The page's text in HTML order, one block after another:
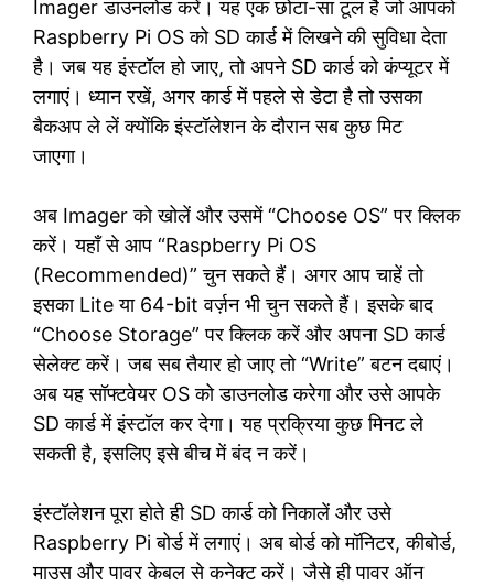
Imager डाउनलोड करें। यह एक छोटा-सा टूल है जो आपको
Raspberry Pi OS को SD कार्ड में लिखने की सुविधा देता
है। जब यह इंस्टॉल हो जाए, तो अपने SD कार्ड को कंप्यूटर में
लगाएं। ध्यान रखें, अगर कार्ड में पहले से डेटा है तो उसका
बैकअप ले लें क्योंकि इंस्टॉलेशन के दौरान सब कुछ मिट
जाएगा।
अब Imager को खोलें और उसमें “Choose OS” पर क्लिक
करें। यहाँ से आप “Raspberry Pi OS
(Recommended)” चुन सकते हैं। अगर आप चाहें तो
इसका Lite या 64-bit वर्ज़न भी चुन सकते हैं। इसके बाद
“Choose Storage” पर क्लिक करें और अपना SD कार्ड
सेलेक्ट करें। जब सब तैयार हो जाए तो “Write” बटन दबाएं।
अब यह सॉफ्टवेयर OS को डाउनलोड करेगा और उसे आपके
SD कार्ड में इंस्टॉल कर देगा। यह प्रक्रिया कुछ मिनट ले
सकती है, इसलिए इसे बीच में बंद न करें।
इंस्टॉलेशन पूरा होते ही SD कार्ड को निकालें और उसे
Raspberry Pi बोर्ड में लगाएं। अब बोर्ड को मॉनिटर, कीबोर्ड,
माउस और पावर केबल से कनेक्ट करें। जैसे ही पावर ऑन